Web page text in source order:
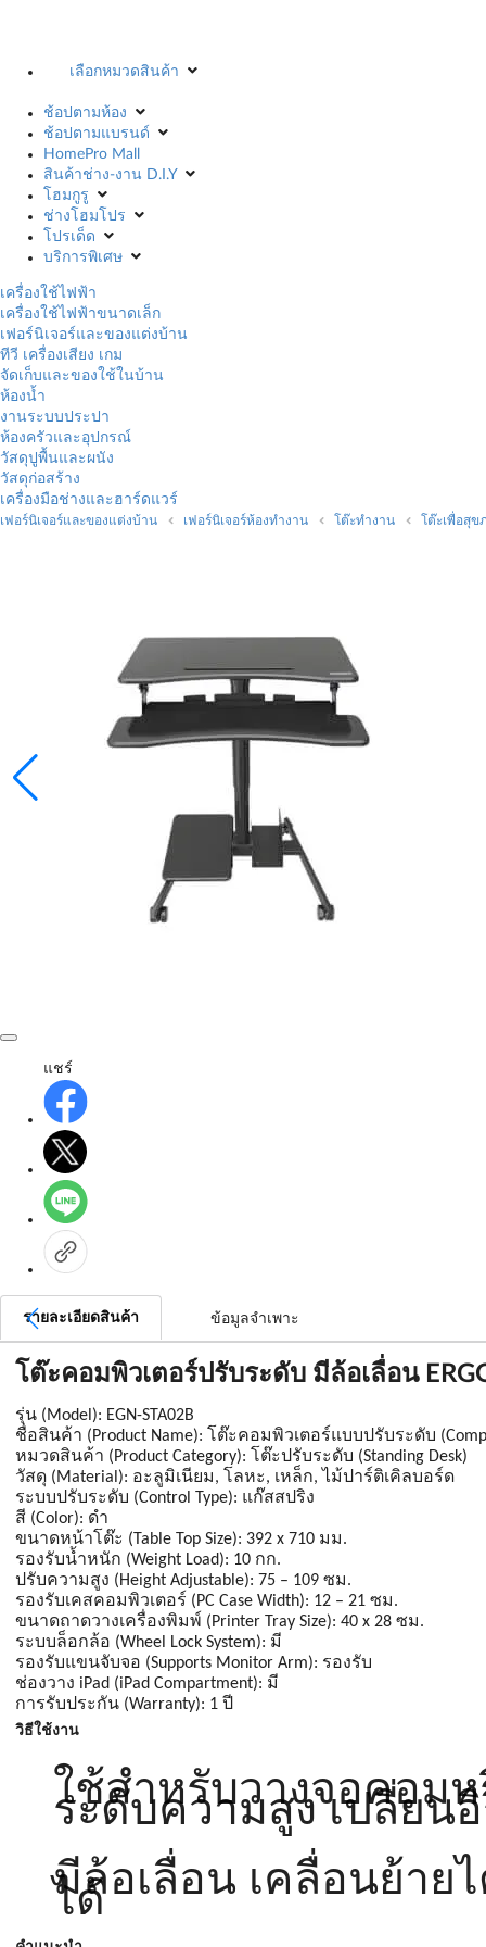
เลือกหมวดสินค้า
ช้อปตามห้อง
ช้อปตามแบรนด์
HomePro Mall
สินค้าช่าง-งาน D.I.Y
โฮมกูรู
ช่างโฮมโปร
โปรเด็ด
บริการพิเศษ
เครื่องใช้ไฟฟ้า
เครื่องใช้ไฟฟ้าขนาดเล็ก
เฟอร์นิเจอร์และของแต่งบ้าน
ทีวี เครื่องเสียง เกม
จัดเก็บและของใช้ในบ้าน
ห้องน้ำ
งานระบบประปา
ห้องครัวและอุปกรณ์
วัสดุปูพื้นและผนัง
วัสดุก่อสร้าง
เครื่องมือช่างและฮาร์ดแวร์
เฟอร์นิเจอร์และของแต่งบ้าน เฟอร์นิเจอร์ห้องทำงาน โต๊ะทำงาน โต๊ะเพื่อสุข
แชร์
รายละเอียดสินค้า ข้อมูลจำเพาะ
โต๊ะคอมพิวเตอร์ปรับระดับ มีล้อเลื่อน
รุ่น (Model): EGN-STA02B
ชื่อสินค้า (Product Name): โต๊ะคอมพิวเตอร์แบบปรับระดับ
หมวดสินค้า (Product Category): โต๊ะปรับระดับ (Standing Desk)
วัสดุ (Material): อะลูมิเนียม, โลหะ, เหล็ก, ไม้ปาร์ติเคิลบอร์ด
ระบบปรับระดับ (Control Type): แก๊สสปริง
สี (Color): ดำ
ขนาดหน้าโต๊ะ (Table Top Size): 392 x 710 มม.
รองรับน้ำหนัก (Weight Load): 10 กก.
ปรับความสูง (Height Adjustable): 75 – 109 ซม.
รองรับเคสคอมพิวเตอร์ (PC Case Width): 12 – 21 ซม.
ขนาดถาดวางเครื่องพิมพ์ (Printer Tray Size): 40 x 28 ซม.
ระบบล็อกล้อ (Wheel Lock System): มี
รองรับแขนจับจอ (Supports Monitor Arm): รองรับ
ช่องวาง iPad (iPad Compartment): มี
การรับประกัน (Warranty): 1 ปี
วิธีใช้งาน
ใช้สำหรับวางจอคอม
ระดับความสูง เปลี่ยน
มีล้อเลื่อน เคลื่อนย้าย
ได้